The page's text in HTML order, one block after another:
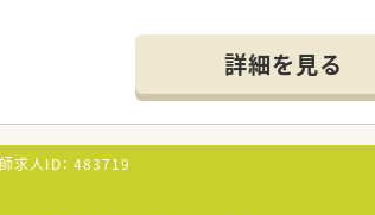
ですので分からないことがあった際にも
からは徒歩すぐの立地です。
です ／
の一体化を目指しています！
剤師さんひとりひとりの個性を尊重！
経験したい」「○○先生と話してみたい
詳細を見る
求人ID： 483719